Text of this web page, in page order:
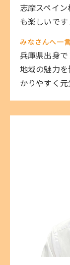
志摩スペイ
も楽しいで
みなさんへ一
兵庫県出身
地域の魅力
かりやすく